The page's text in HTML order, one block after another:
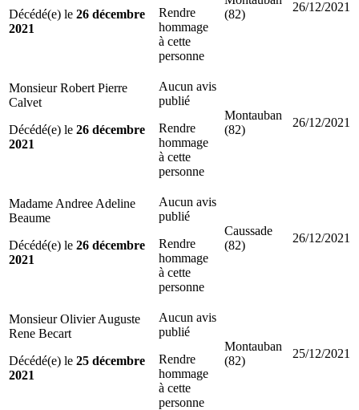
Décédé(e) le 26 décembre
2021
Rendre
hommage
à cette
personne
(82)
26/12/2021
Monsieur Robert Pierre
Calvet
Décédé(e) le 26 décembre
2021
Aucun avis
publié
Rendre
hommage
à cette
personne
Montauban
(82)
26/12/2021
Madame Andree Adeline
Beaume
Décédé(e) le 26 décembre
2021
Aucun avis
publié
Rendre
hommage
à cette
personne
Caussade
(82)
26/12/2021
Monsieur Olivier Auguste
Rene Becart
Décédé(e) le 25 décembre
2021
Aucun avis
publié
Rendre
hommage
à cette
personne
Montauban
(82)
25/12/2021